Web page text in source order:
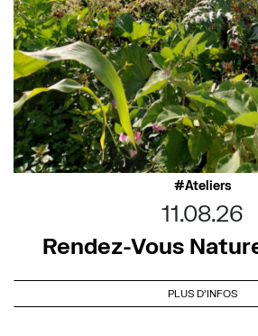
Ateliers
11.08.26
Rendez-Vous
PLUS D'INFOS